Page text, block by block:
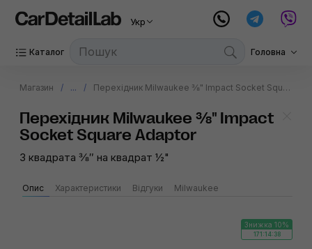
Укр
Каталог Головна
Магазин ... Перехідник Milwaukee ⅜" Impact Socket Square Adaptor
Перехідник Milwaukee ⅜" Impact
Socket Square Adaptor
З квадрата ⅜″ на квадрат ½"
Опис Характеристики Відгуки Milwaukee
Знижка 10%
171:14:38